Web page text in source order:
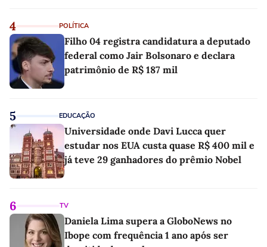
4 POLÍTICA
Filho 04 registra candidatura a deputado
federal como Jair Bolsonaro e declara
patrimônio de R$ 187 mil
5 EDUCAÇÃO
Universidade onde Davi Lucca quer
estudar nos EUA custa quase R$ 400 mil e
já teve 29 ganhadores do prêmio Nobel
6 TV
Daniela Lima supera a GloboNews no
Ibope com frequência 1 ano após ser